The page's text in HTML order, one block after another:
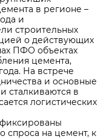
в регионе –
и
строительных
о действующих
ПФО объектах
цемента,
На встрече
и основные
сталкиваются в
логистических
спроса на цемент, к